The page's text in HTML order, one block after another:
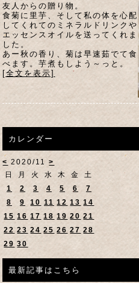
友人からの贈り物。
食菊に里芋、そして私の体を心配
してくれてのミネラルドリンクや
エッセンスオイルを送ってくれま
した。
あー秋の香り、菊は早速茹でて食
べます。芋煮もしよう～っと。
[全文を表示]
カレンダー
< 2020/11>
日
月 火 水 木 金
土
1
2 3 4 5 6
7
8
9 10 11 12 13 14
15 16 17 18 19 20 21
22 23 24 25 26 27 28
29 30
最新記事はこちら